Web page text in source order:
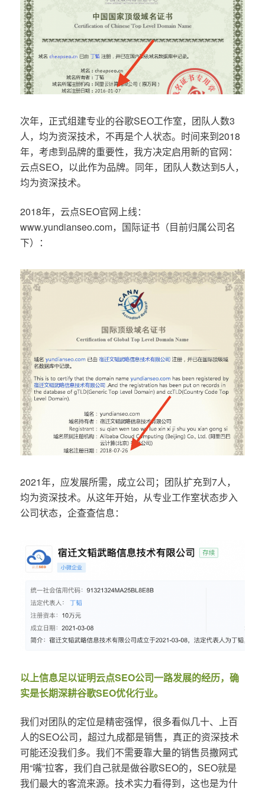
次年，正式组建专业的谷歌SEO工作室，团队人数3
人，均为资深技术，不再是个人状态。时间来到2018
年，考虑到品牌的重要性，我方决定启用新的官网：
云点SEO，以此作为品牌。同年，团队人数达到5人，
均为资深技术。
2018年，云点SEO官网上线：
www.yundianseo.com，国际证书（目前归属公司名
下）：
2021年，应发展所需，成立公司；团队扩充到7人，
均为资深技术。从这年开始，从专业工作室状态步入
公司状态，企查查信息：
以上信息足以证明云点SEO公司一路发展的经历，确
实是长期深耕谷歌SEO优化行业。
我们对团队的定位是精密强悍，很多看似几十、上百
人的SEO公司，超过九成都是销售，真正的资深技术
可能还没我们多。我们不需要靠大量的销售员撒网式
用“嘴”拉客，我们自己就是做谷歌SEO的，SEO就是
我们最大的客流来源。技术实力看得到，这也是为什